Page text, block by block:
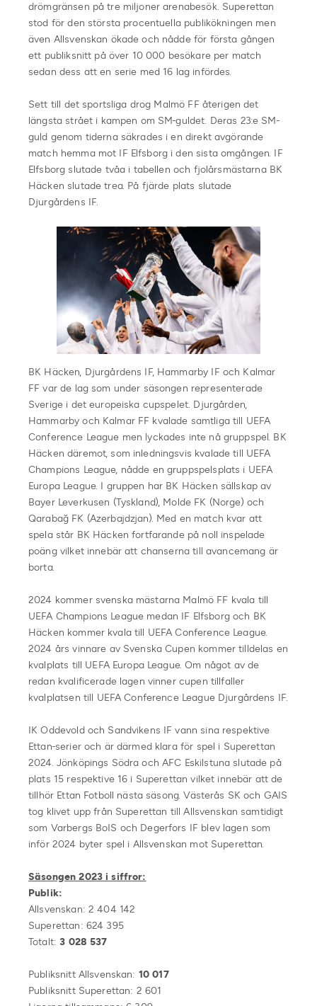
drömgränsen på tre miljoner arenabesök. Superettan
stod för den största procentuella publikökningen men
även Allsvenskan ökade och nådde för första gången
ett publiksnitt på över 10 000 besökare per match
sedan dess att en serie med 16 lag infördes.
Sett till det sportsliga drog Malmö FF återigen det
längsta strået i kampen om SM-guldet. Deras 23:e SM-
guld genom tiderna säkrades i en direkt avgörande
match hemma mot IF Elfsborg i den sista omgången. IF
Elfsborg slutade tvåa i tabellen och fjolårsmästarna BK
Häcken slutade trea. På fjärde plats slutade
Djurgårdens IF.
BK Häcken, Djurgårdens IF, Hammarby IF och Kalmar
FF var de lag som under säsongen representerade
Sverige i det europeiska cupspelet. Djurgården,
Hammarby och Kalmar FF kvalade samtliga till UEFA
Conference League men lyckades inte nå gruppspel. BK
Häcken däremot, som inledningsvis kvalade till UEFA
Champions League, nådde en gruppspelsplats i UEFA
Europa League. I gruppen har BK Häcken sällskap av
Bayer Leverkusen (Tyskland), Molde FK (Norge) och
Qarabağ FK (Azerbajdzjan). Med en match kvar att
spela står BK Häcken fortfarande på noll inspelade
poäng vilket innebär att chanserna till avancemang är
borta.
2024 kommer svenska mästarna Malmö FF kvala till
UEFA Champions League medan IF Elfsborg och BK
Häcken kommer kvala till UEFA Conference League.
2024 års vinnare av Svenska Cupen kommer tilldelas en
kvalplats till UEFA Europa League. Om något av de
redan kvalificerade lagen vinner cupen tillfaller
kvalplatsen till UEFA Conference League Djurgårdens IF.
IK Oddevold och Sandvikens IF vann sina respektive
Ettan-serier och är därmed klara för spel i Superettan
2024. Jönköpings Södra och AFC Eskilstuna slutade på
plats 15 respektive 16 i Superettan vilket innebär att de
tillhör Ettan Fotboll nästa säsong. Västerås SK och GAIS
tog klivet upp från Superettan till Allsvenskan samtidigt
som Varbergs BoIS och Degerfors IF blev lagen som
inför 2024 byter spel i Allsvenskan mot Superettan.
Säsongen 2023 i siffror:
Publik:
Allsvenskan: 2 404 142
Superettan: 624 395
Totalt:3 028 537
Publiksnitt Allsvenskan: 10 017
Publiksnitt Superettan: 2 601